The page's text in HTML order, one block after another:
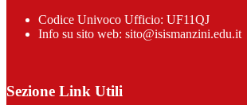
Codice Univoco Ufficio: UF11QJ
Info su sito web: sito@isismanzini.edu.it
Sezione Link Utili